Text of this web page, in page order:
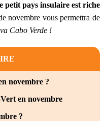
petit pays insulaire est riche
novembre vous permettra de
Cabo Verde !
novembre ?
en novembre
?